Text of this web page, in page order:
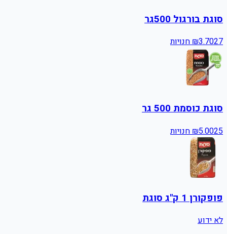
סוגת בורגול 500גר
₪3.7027 חנויות
סוגת כוסמת 500 גר
₪5.0025 חנויות
פופקורן 1 ק"ג סוגת
לא ידוע